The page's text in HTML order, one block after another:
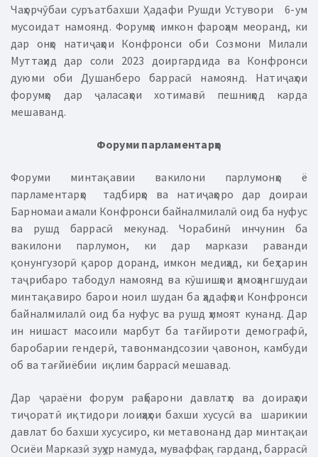
Чаҳорчӯбаи суръатбахши Ҳадафи Рушди Устувори 6-ум
мусоидат намоянд. Форумҳо имкон фароҳам меоранд, ки
дар онҳо натиҷаҳои Конфронси оби Созмони Милали
Муттаҳид дар соли 2023 доиргардида ва Конфронси
дуюми оби Душанберо баррасӣ намоянд. Натиҷаҳои
форумҳо дар ҷаласаҳои хотимавӣ пешниҳод карда
мешаванд.
Форуми парламентарҳо
Форуми минтақавии вакилони парлумонҳо ё
парламентарҳо тадбирҳо ва натиҷаҳоро дар доираи
Барномаи амали Конфронси байналмилалӣ оид ба нуфус
ва рушд баррасӣ мекунад. Чорабинӣ инчунин ба
вакилони парлумон, ки дар маркази раванди
қонунгузорӣ қарор доранд, имкон медиҳад, ки беҳтарин
таҷрибаро табодул намоянд ва кӯшишҳои ҳамоҳангшудаи
минтақавиро барои ноил шудан ба ҳадафҳои Конфронси
байналмилалӣ оид ба нуфус ва рушд ҳимоят кунанд. Дар
ин нишаст масоили марбут ба тағйироти демографӣ,
баробарии гендерӣ, тавонмандсозии ҷавонон, камбуди
об ва тағйиёбии иқлим баррасӣ мешавад.
Дар ҷараёни форум раҳбарони давлатҳо ва доираҳои
тиҷоратӣ иқтидори лоиҳаҳои бахши хусусӣ ва шарикии
давлат бо бахши хусусиро, ки метавонанд дар минтақаи
Осиёи Марказӣ зуҳур намуда, муваффақ гарданд, баррасӣ